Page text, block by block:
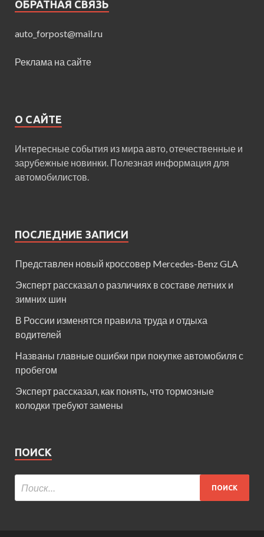
ОБРАТНАЯ СВЯЗЬ
auto_forpost@mail.ru
Реклама на сайте
О САЙТЕ
Интересные события из мира авто, отечественные и
зарубежные новинки. Полезная информация для
автомобилистов.
ПОСЛЕДНИЕ ЗАПИСИ
Представлен новый кроссовер Mercedes-Benz GLA
Эксперт рассказал о различиях в составе летних и
зимних шин
В России изменятся правила труда и отдыха
водителей
Названы главные ошибки при покупке автомобиля с
пробегом
Эксперт рассказал, как понять, что тормозные
колодки требуют замены
ПОИСК